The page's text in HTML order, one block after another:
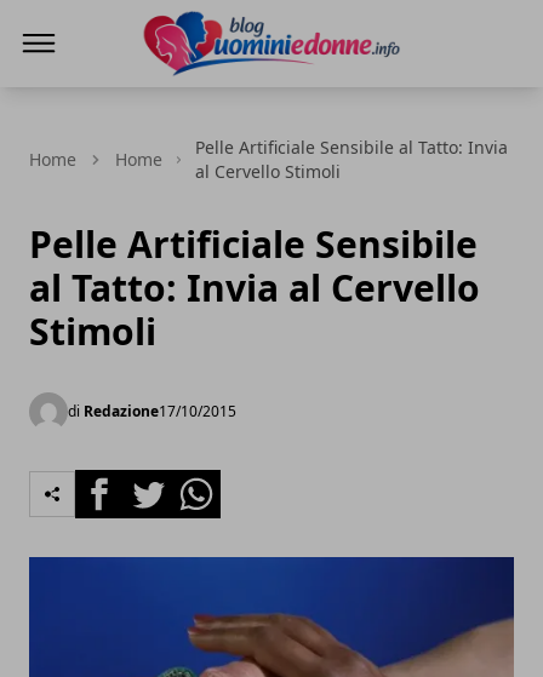
Home Home
Pelle Artificiale Sensibile al Tatto: Invia
al Cervello Stimoli
Pelle Artificiale Sensibile
al Tatto: Invia al Cervello
Stimoli
di Redazione17/10/2015
FacebookTwitterWhatsapp